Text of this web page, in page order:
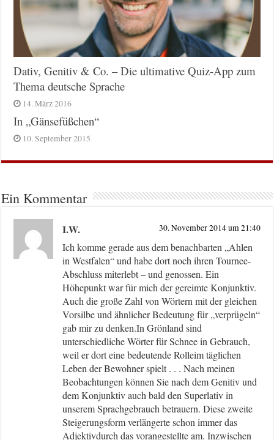
Dativ, Genitiv & Co. – Die ultimative Quiz-App zum
Thema deutsche Sprache
14. März 2016
In „Gänsefüßchen“
10. September 2015
Ein Kommentar
I.W. 30. November 2014 um 21:40
Ich komme gerade aus dem benachbarten „Ahlen
in Westfalen“ und habe dort noch ihren Tournee-
Abschluss miterlebt – und genossen. Ein
Höhepunkt war für mich der gereimte Konjunktiv.
Auch die große Zahl von Wörtern mit der gleichen
Vorsilbe und ähnlicher Bedeutung für „verprügeln“
gab mir zu denken.In Grönland sind
unterschiedliche Wörter für Schnee in Gebrauch,
weil er dort eine bedeutende Rolleim täglichen
Leben der Bewohner spielt . . . Nach meinen
Beobachtungen können Sie nach dem Genitiv und
dem Konjunktiv auch bald den Superlativ in
unserem Sprachgebrauch betrauern. Diese zweite
Steigerungsform verlängerte schon immer das
Adjektivdurch das vorangestellte am. Inzwischen